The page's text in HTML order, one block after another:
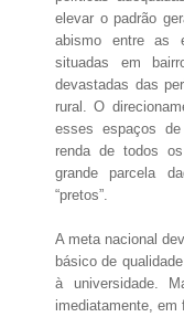
elevar o padrão
abismo entre as
situadas em
devastadas das
rural. O
esses espaços
renda de todos
grande parcela
“pretos”.
A meta nacional
básico de
à universidade.
imediatamente, em